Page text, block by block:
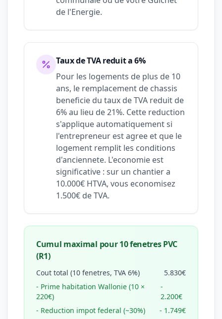
de l'Energie.
Taux de TVA reduit a 6%
Pour les logements de plus de 10
ans, le remplacement de chassis
beneficie du taux de TVA reduit de
6% au lieu de 21%. Cette reduction
s'applique automatiquement si
l'entrepreneur est agree et que le
logement remplit les conditions
d'anciennete. L'economie est
significative : sur un chantier a
10.000€ HTVA, vous economisez
1.500€ de TVA.
Cumul maximal pour 10 fenetres PVC
(R1)
Cout total (10 fenetres, TVA 6%)
5.830€
- Prime habitation Wallonie (10 ×
220€)
-
2.200€
- Reduction impot federal (~30%)
- 1.749€